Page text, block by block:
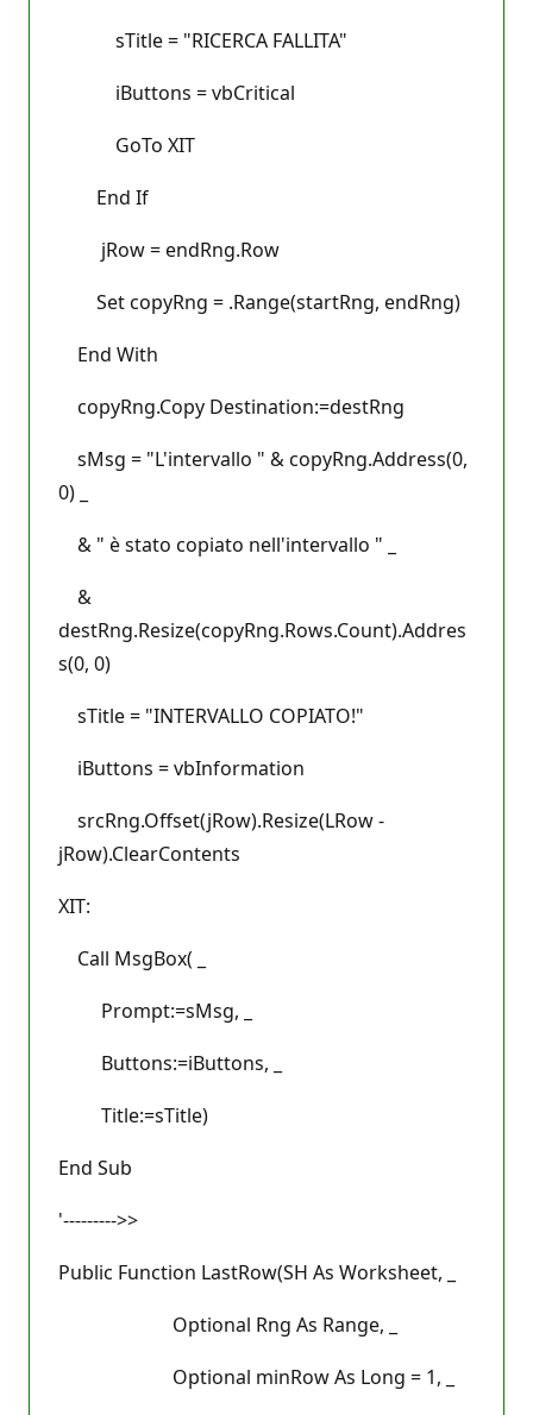
sTitle = "RICERCA FALLITA"
iButtons = vbCritical
GoTo XIT
End If
jRow = endRng.Row
Set copyRng = .Range(startRng, endRng)
End With
copyRng.Copy Destination:=destRng
sMsg = "L'intervallo " & copyRng.Address(0,
0) _
& " è stato copiato nell'intervallo " _
&
destRng.Resize(copyRng.Rows.Count).Addres
s(0, 0)
sTitle = "INTERVALLO COPIATO!"
iButtons = vbInformation
srcRng.Offset(jRow).Resize(LRow -
jRow).ClearContents
XIT:
Call MsgBox( _
Prompt:=sMsg, _
Buttons:=iButtons, _
Title:=sTitle)
End Sub
'--------->>
Public Function LastRow(SH As Worksheet, _
Optional Rng As Range, _
Optional minRow As Long = 1, _